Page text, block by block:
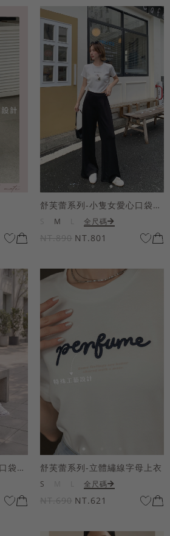
舒芙蕾系列-小隻女愛心口袋寬褲
M 全尺碼
NT.890 NT.801
舒芙蕾系列-小隻女愛心口袋寬褲 舒芙蕾系列-立體繡線字母上衣
S 全尺碼
NT.690 NT.621